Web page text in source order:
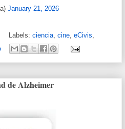
January 21, 2026
Labels: ciencia cine eCivis
de Alzheimer